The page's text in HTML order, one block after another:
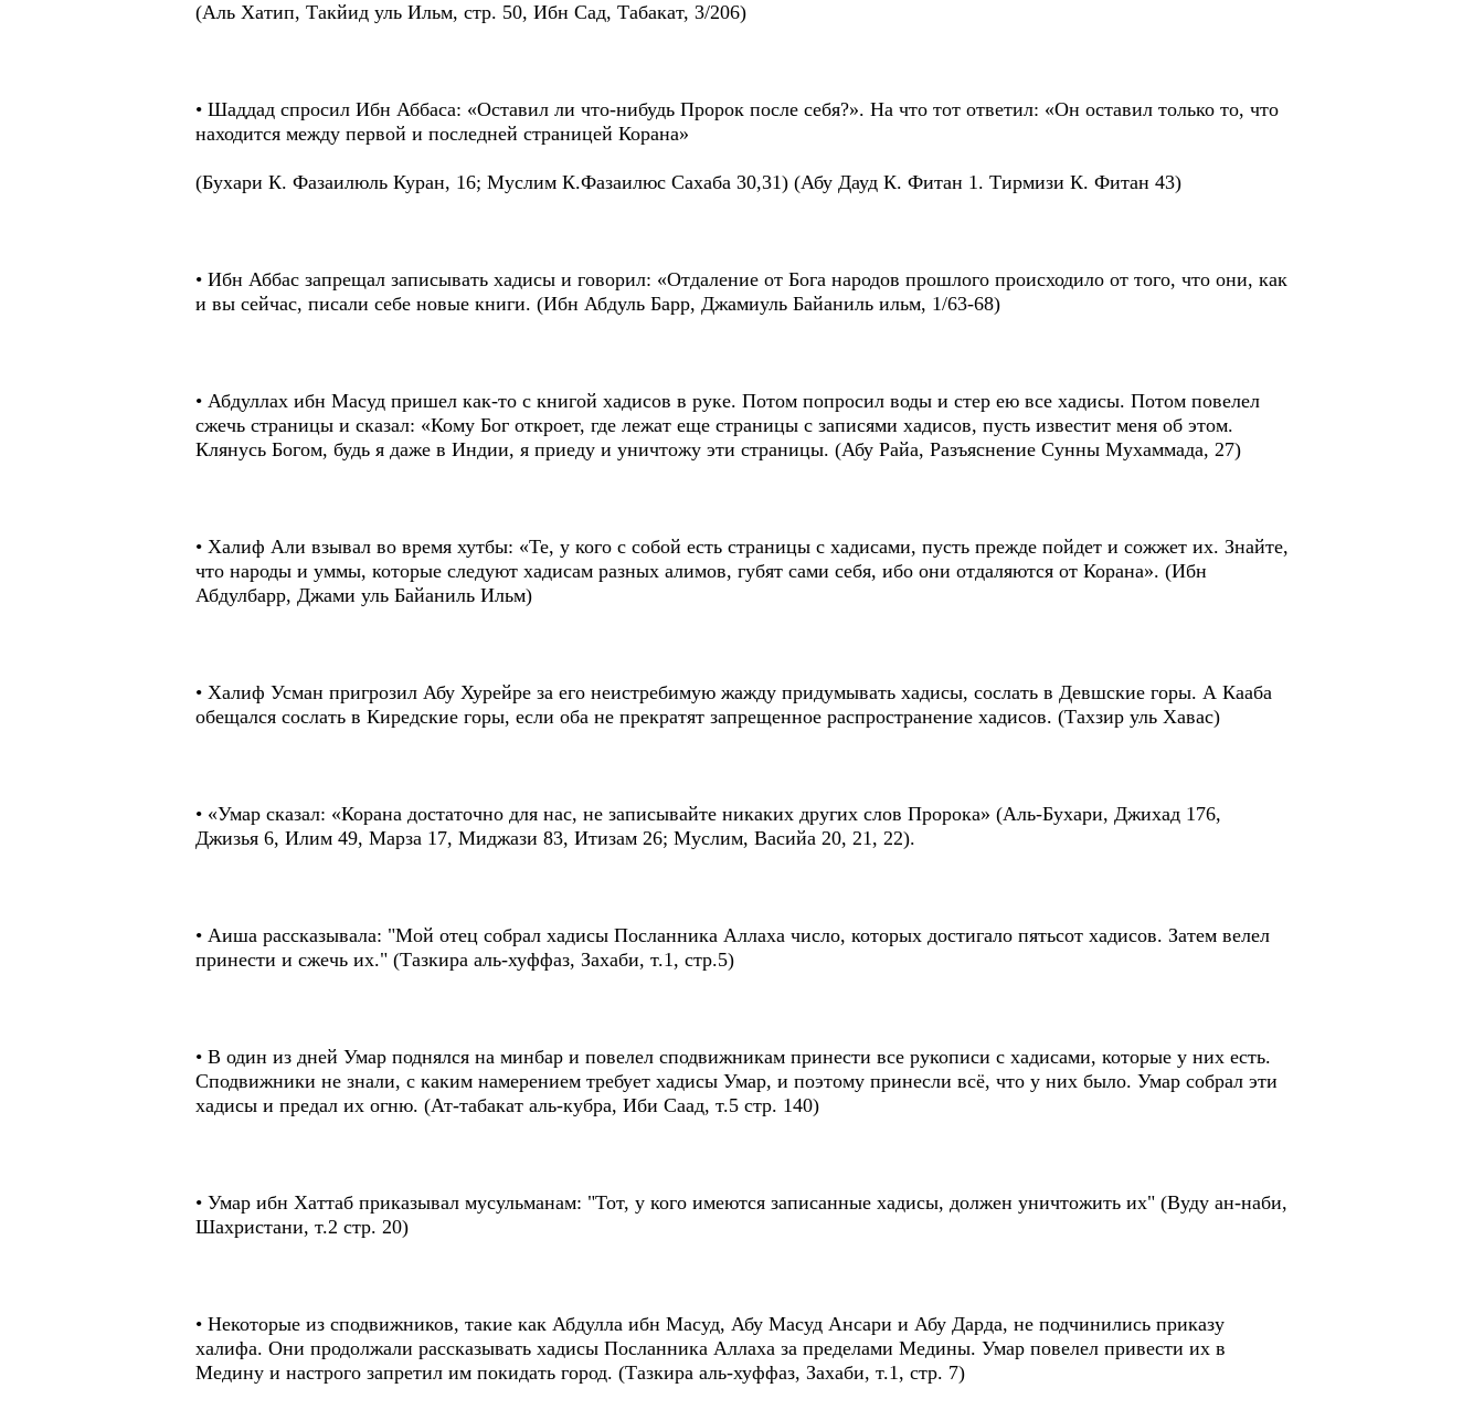
(Аль Хатип, Такйид уль Ильм, стр. 50, Ибн Сад, Табакат, 3/206)
• Шаддад спросил Ибн Аббаса: «Оставил ли что-нибудь Пророк после себя?». На что тот ответил: «Он оставил только то, что
находится между первой и последней страницей Корана»
(Бухари К. Фазаилюль Куран, 16; Муслим К.Фазаилюс Сахаба 30,31) (Абу Дауд К. Фитан 1. Тирмизи К. Фитан 43)
• Ибн Аббас запрещал записывать хадисы и говорил: «Отдаление от Бога народов прошлого происходило от того, что они, как
и вы сейчас, писали себе новые книги. (Ибн Абдуль Барр, Джамиуль Байаниль ильм, 1/63-68)
• Абдуллах ибн Масуд пришел как-то с книгой хадисов в руке. Потом попросил воды и стер ею все хадисы. Потом повелел
сжечь страницы и сказал: «Кому Бог откроет, где лежат еще страницы с записями хадисов, пусть известит меня об этом.
Клянусь Богом, будь я даже в Индии, я приеду и уничтожу эти страницы. (Абу Райа, Разъяснение Сунны Мухаммада, 27)
• Халиф Али взывал во время хутбы: «Те, у кого с собой есть страницы с хадисами, пусть прежде пойдет и сожжет их. Знайте,
что народы и уммы, которые следуют хадисам разных алимов, губят сами себя, ибо они отдаляются от Корана». (Ибн
Абдулбарр, Джами уль Байаниль Ильм)
• Халиф Усман пригрозил Абу Хурейре за его неистребимую жажду придумывать хадисы, сослать в Девшские горы. А Кааба
обещался сослать в Киредские горы, если оба не прекратят запрещенное распространение хадисов. (Тахзир уль Хавас)
• «Умар сказал: «Корана достаточно для нас, не записывайте никаких других слов Пророка» (Аль-Бухари, Джихад 176,
Джизья 6, Илим 49, Марза 17, Миджази 83, Итизам 26; Муслим, Васийа 20, 21, 22).
• Аиша рассказывала: "Мой отец собрал хадисы Посланника Аллаха число, которых достигало пятьсот хадисов. Затем велел
принести и сжечь их." (Тазкира аль-хуффаз, Захаби, т.1, стр.5)
• В один из дней Умар поднялся на минбар и повелел сподвижникам принести все рукописи с хадисами, которые у них есть.
Сподвижники не знали, с каким намерением требует хадисы Умар, и поэтому принесли всё, что у них было. Умар собрал эти
хадисы и предал их огню. (Ат-табакат аль-кубра, Иби Саад, т.5 стр. 140)
• Умар ибн Хаттаб приказывал мусульманам: "Тот, у кого имеются записанные хадисы, должен уничтожить их" (Вуду ан-наби,
Шахристани, т.2 стр. 20)
• Некоторые из сподвижников, такие как Абдулла ибн Масуд, Абу Масуд Ансари и Абу Дарда, не подчинились приказу
халифа. Они продолжали рассказывать хадисы Посланника Аллаха за пределами Медины. Умар повелел привести их в
Медину и настрого запретил им покидать город. (Тазкира аль-хуффаз, Захаби, т.1, стр. 7)